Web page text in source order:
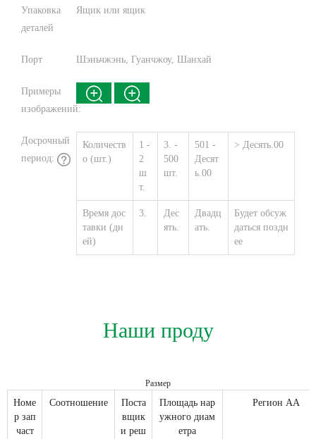
Упаковка
деталей
Ящик или ящик
Порт Шэньчжэнь, Гуанчжоу, Шанхай
Примеры
изображений:
Досрочный
период:
Количеств
о (шт.)
1 -
2
ш
т.
3. -
500
шт.
501 -
Десят
ь.00
> Десять.00
Время дос
тавки (дн
ей)
3.
Дес
ять.
Двадц
ать.
Будет обсуж
даться поздн
ее
Наши проду
Размер
Номе
р зап
част
Соотношение
Поста
вщик
и реш
Площадь нар
ужного диам
етра
Регион АА